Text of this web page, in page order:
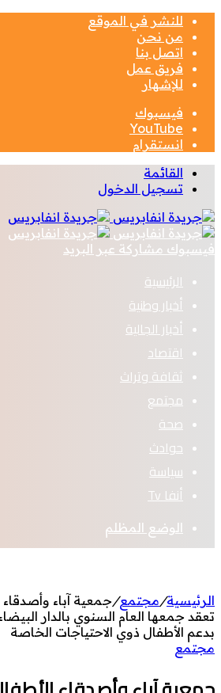
للنشر في الموقع
من نحن
اتصل بنا
فريق عمل
للإشهار
فيسبوك
‫YouTube
انستقرام
القائمة
تسجيل الدخول
فيسبوك مشاركة عبر البريد
الرئيسية
أخبار وطنية
أخبار الجالية
اقتصاد
ثقافة وتراث
مجتمع
صحة
حوادث
سياسة
أنفا Tv
الوضع المظلم
الرئيسية/مجتمع/جمعية آباء وأصدقاء
تعقد جمعها العام السنوي بالدار
بدعم الأطفال ذوي الاحتياجات الخاصة
مجتمع